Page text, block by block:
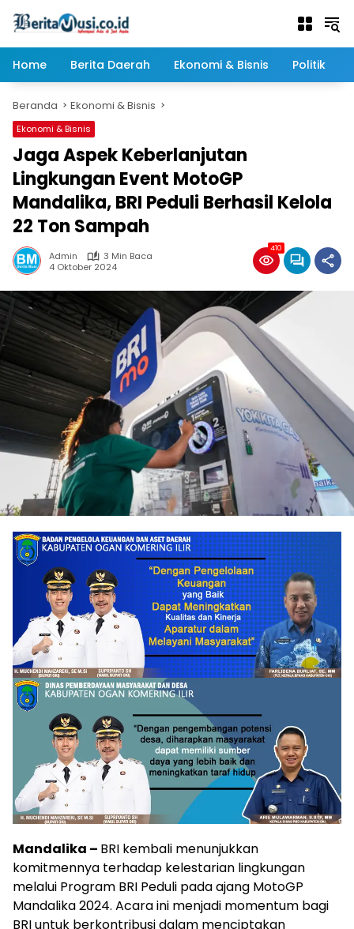
Home
Berita Daerah Ekonomi & Bisnis Politik
Beranda Ekonomi & Bisnis
Ekonomi & Bisnis
Jaga Aspek Keberlanjutan
Lingkungan Event MotoGP
Mandalika, BRI Peduli Berhasil Kelola
22 Ton Sampah
Admin
3 Min Baca
4 Oktober 2024
410
Mandalika – BRI kembali menunjukkan
komitmennya terhadap kelestarian lingkungan
melalui Program BRI Peduli pada ajang MotoGP
Mandalika 2024. Acara ini menjadi momentum bagi
BRI untuk berkontribusi dalam menciptakan